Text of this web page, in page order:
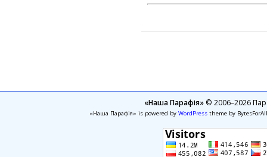
«Наша Парафія»© 2006–2026
«Наша Парафія» is powered by WordPresstheme by